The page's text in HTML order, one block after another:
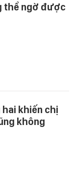
thể ngờ được
khiến chị
không